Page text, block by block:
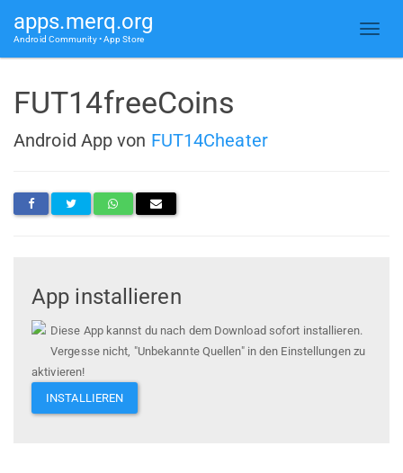
apps.merq.org
Android Community • App Store
FUT14freeCoins
Android App von FUT14Cheater
App installieren
Diese App kannst du nach dem Download sofort installieren.
Vergesse nicht, "Unbekannte Quellen" in den Einstellungen zu
aktivieren!
INSTALLIEREN